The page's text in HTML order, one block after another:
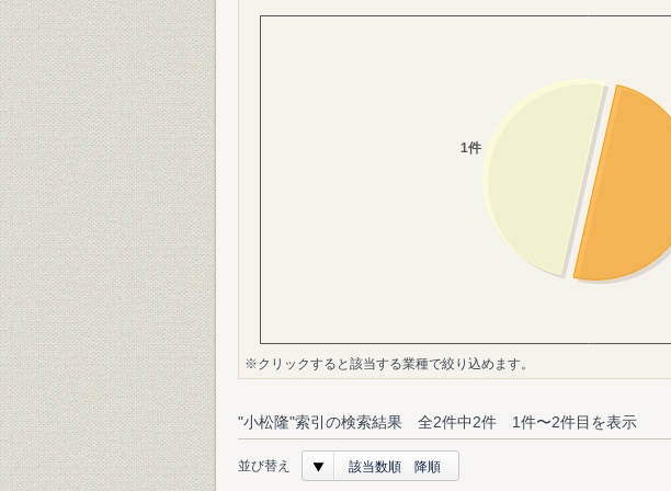
※クリックすると該当する業種で絞り込めます。
"小松隆"索引の検索結果 全2件中2件 1件〜2件目を表示
並び替え 該当数順 降順